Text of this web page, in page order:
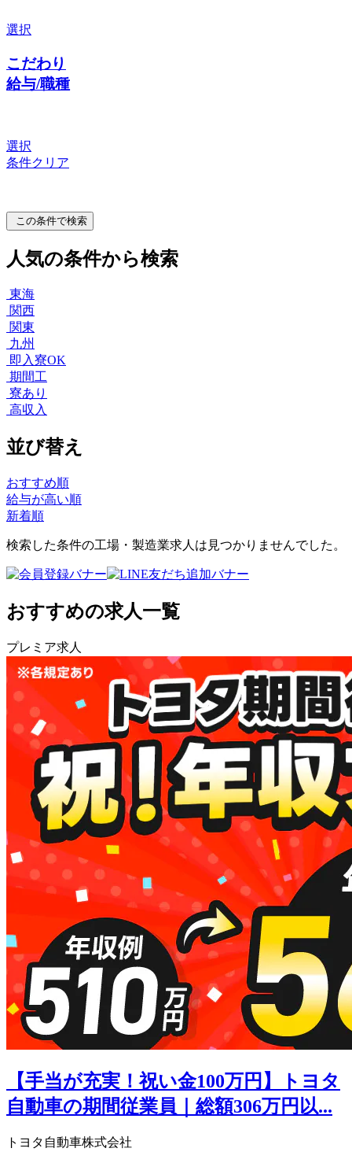
選択
こだわり
給与/職種
選択
条件クリア
この条件で検索
人気の条件から検索
東海
関西
関東
九州
即入寮OK
期間工
寮あり
高収入
並び替え
おすすめ順
給与が高い順
新着順
検索した条件の工場・製造業求人は見つかりませんでした。
おすすめの求人一覧
プレミア求人
【手当が充実！祝い金100万円】トヨタ
自動車の期間従業員｜総額306万円以...
トヨタ自動車株式会社